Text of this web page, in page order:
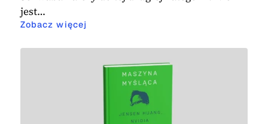
jest…
Zobacz więcej